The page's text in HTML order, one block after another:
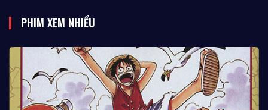
PHIM XEM NHIỀU